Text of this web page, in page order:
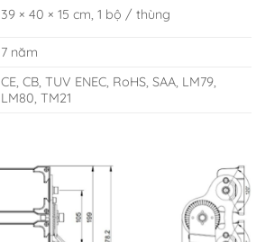
39 × 40 × 15 cm, 1 bộ / thùng
7 năm
CE, CB, TUV ENEC, RoHS, SAA, LM79,
LM80, TM21